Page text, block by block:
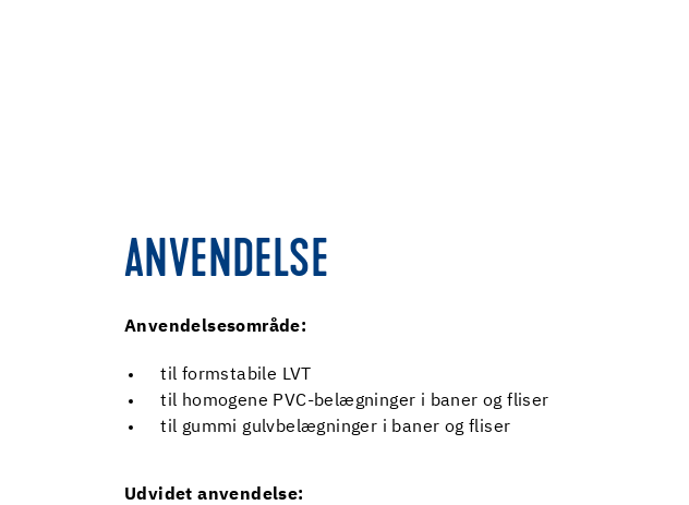
ANVENDELSE
Anvendelsesområde:
til formstabile LVT
til homogene PVC-belægninger i baner og fliser
til gummi gulvbelægninger i baner og fliser
Udvidet anvendelse: